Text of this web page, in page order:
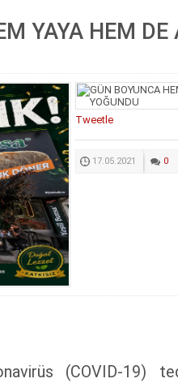
YAYA HEM DE
Tweetle
17.05.2021 0
(COVID-19)